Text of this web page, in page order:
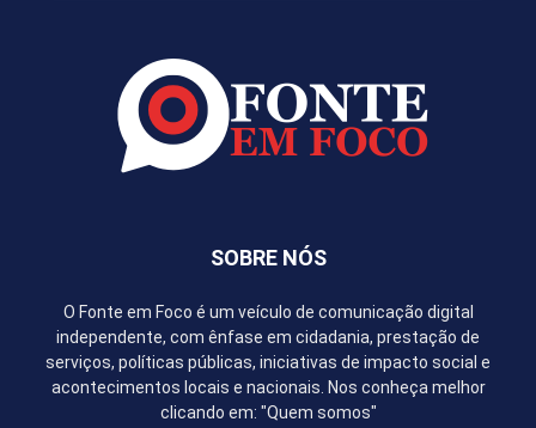
SOBRE NÓS
O Fonte em Foco é um veículo de comunicação digital
independente, com ênfase em cidadania, prestação de
serviços, políticas públicas, iniciativas de impacto social e
acontecimentos locais e nacionais. Nos conheça melhor
clicando em: "Quem somos"